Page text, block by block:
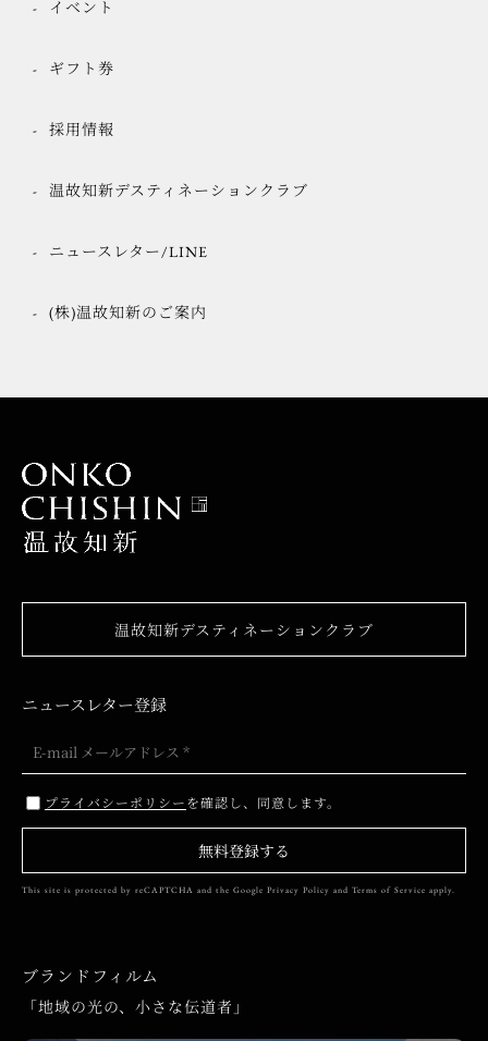
イベント
ギフト券
採用情報
温故知新デスティネーションクラブ
ニュースレター/LINE
(株)温故知新のご案内
温故知新デスティネーションクラブ
ニュースレター登録
プライバシーポリシーを確認し、同意します。
無料登録する
This site is protected by reCAPTCHA and the Google Privacy Policy and Terms of Service apply.
ブランドフィルム
「地域の光の、小さな伝道者」